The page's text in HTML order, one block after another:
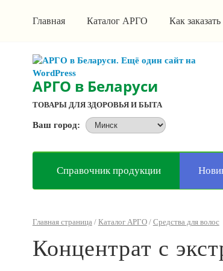
Главная Каталог АРГО Как заказать
АРГО в Беларуси
ТОВАРЫ ДЛЯ ЗДОРОВЬЯ И БЫТА
Ваш город:
Справочник продукции
Главная страница/ Каталог АРГО/ Средства для волос
Концентрат с